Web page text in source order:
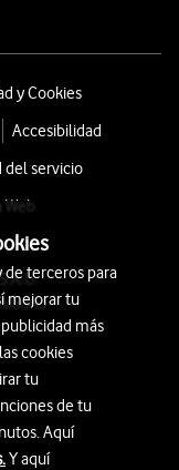
y Cookies
Accesibilidad
del servicio
de terceros para
mejorar tu
más
cookies
tu
de tu
Aquí
Y aquí